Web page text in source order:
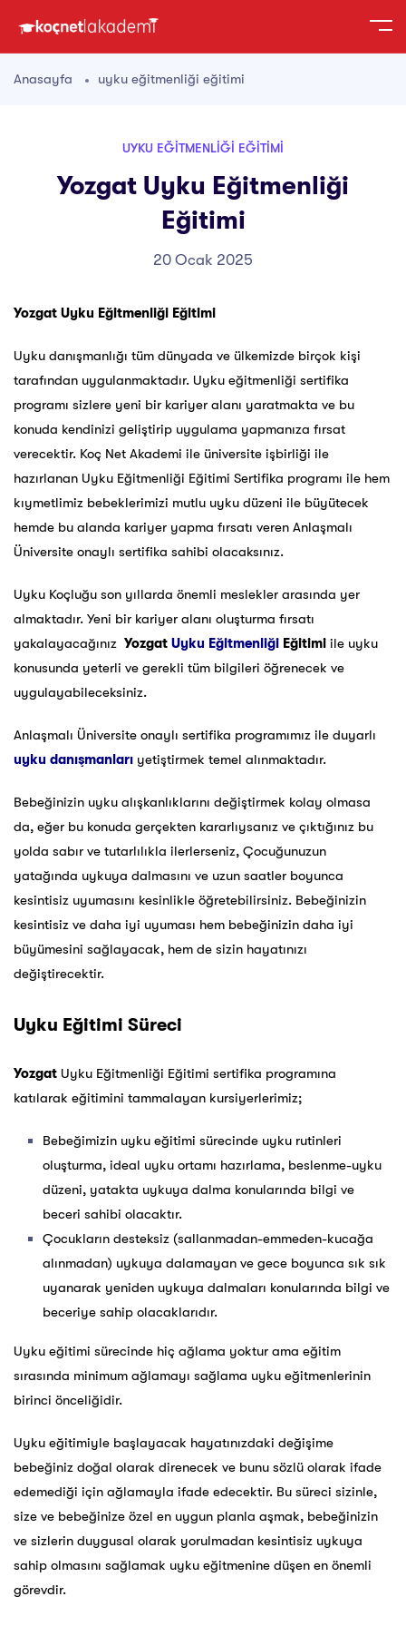
Anasayfa uyku eğitmenliği eğitimi
UYKU EĞITMENLIĞI EĞITIMI
Yozgat Uyku Eğitmenliği
Eğitimi
20 Ocak 2025
Yozgat Uyku Eğitmenliği Eğitimi
Uyku danışmanlığı tüm dünyada ve ülkemizde birçok kişi
tarafından uygulanmaktadır. Uyku eğitmenliği sertifika
programı sizlere yeni bir kariyer alanı yaratmakta ve bu
konuda kendinizi geliştirip uygulama yapmanıza fırsat
verecektir. Koç Net Akademi ile üniversite işbirliği ile
hazırlanan Uyku Eğitmenliği Eğitimi Sertifika programı ile hem
kıymetlimiz bebeklerimizi mutlu uyku düzeni ile büyütecek
hemde bu alanda kariyer yapma fırsatı veren Anlaşmalı
Üniversite onaylı sertifika sahibi olacaksınız.
Uyku Koçluğu son yıllarda önemli meslekler arasında yer
almaktadır. Yeni bir kariyer alanı oluşturma fırsatı
yakalayacağınız Yozgat Uyku Eğitmenliği Eğitimi ile uyku
konusunda yeterli ve gerekli tüm bilgileri öğrenecek ve
uygulayabileceksiniz.
Anlaşmalı Üniversite onaylı sertifika programımız ile duyarlı
uyku danışmanları yetiştirmek temel alınmaktadır.
Bebeğinizin uyku alışkanlıklarını değiştirmek kolay olmasa
da, eğer bu konuda gerçekten kararlıysanız ve çıktığınız bu
yolda sabır ve tutarlılıkla ilerlerseniz, Çocuğunuzun
yatağında uykuya dalmasını ve uzun saatler boyunca
kesintisiz uyumasını kesinlikle öğretebilirsiniz. Bebeğinizin
kesintisiz ve daha iyi uyuması hem bebeğinizin daha iyi
büyümesini sağlayacak, hem de sizin hayatınızı
değiştirecektir.
Uyku Eğitimi Süreci
Yozgat Uyku Eğitmenliği Eğitimi sertifika programına
katılarak eğitimini tammalayan kursiyerlerimiz;
Bebeğimizin uyku eğitimi sürecinde uyku rutinleri
oluşturma, ideal uyku ortamı hazırlama, beslenme-uyku
düzeni, yatakta uykuya dalma konularında bilgi ve
beceri sahibi olacaktır.
Çocukların desteksiz (sallanmadan-emmeden-kucağa
alınmadan) uykuya dalamayan ve gece boyunca sık sık
uyanarak yeniden uykuya dalmaları konularında bilgi ve
beceriye sahip olacaklarıdır.
Uyku eğitimi sürecinde hiç ağlama yoktur ama eğitim
sırasında minimum ağlamayı sağlama uyku eğitmenlerinin
birinci önceliğidir.
Uyku eğitimiyle başlayacak hayatınızdaki değişime
bebeğiniz doğal olarak direnecek ve bunu sözlü olarak ifade
edemediği için ağlamayla ifade edecektir. Bu süreci sizinle,
size ve bebeğinize özel en uygun planla aşmak, bebeğinizin
ve sizlerin duygusal olarak yorulmadan kesintisiz uykuya
sahip olmasını sağlamak uyku eğitmenine düşen en önemli
görevdir.